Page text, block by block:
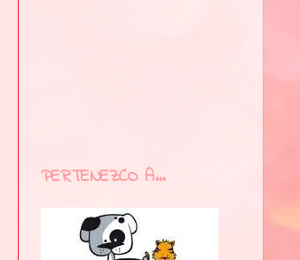
PERTENEZCO A...